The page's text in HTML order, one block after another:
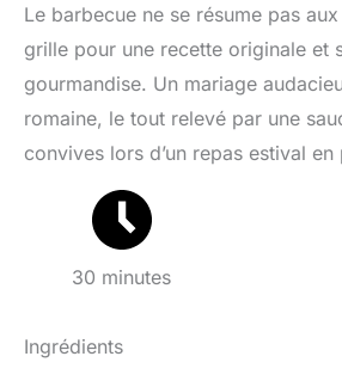
Le barbecue ne se résume pas
grille pour une recette originale et
gourmandise. Un mariage
romaine, le tout relevé par une
convives lors d’un repas estival en
30 minutes
Ingrédients